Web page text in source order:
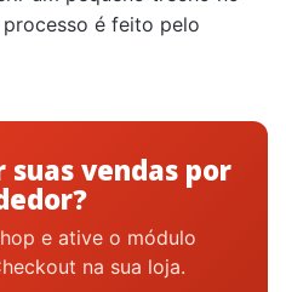
é feito pelo
vendas por
e ative o módulo
na sua loja.